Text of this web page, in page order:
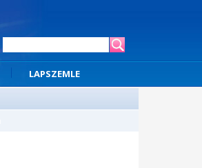
LAPSZEMLE